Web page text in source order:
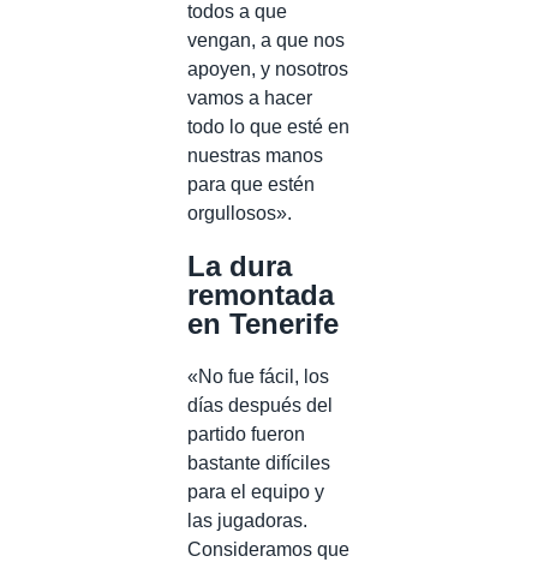
todos a que
vengan, a que nos
apoyen, y nosotros
vamos a hacer
todo lo que esté en
nuestras manos
para que estén
orgullosos».
La dura
remontada
en Tenerife
«No fue fácil, los
días después del
partido fueron
bastante difíciles
para el equipo y
las jugadoras.
Consideramos que